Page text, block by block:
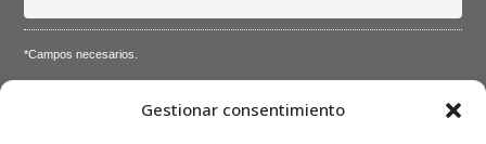
Gestionar consentimiento
*Campos necesarios.
Directiva de privacidadyCondiciones de